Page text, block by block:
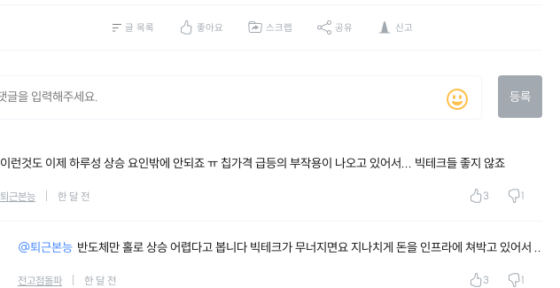
글 목록 좋아요 스크랩 공유 신고
등록
이런것도 이제 하루성 상승 요인밖에 안되죠 ㅠ 칩가격 급등의 부작용이 나오고 있어서... 빅테크들 좋지 않죠
퇴근본능 한 달 전 3 1
@퇴근본능 반도체만 홀로 상승 어렵다고 봅니다 빅테크가 무너지면요 지나치게 돈을 인프라에 쳐박고 있어서 ..
전고점돌파 한 달 전 3 1